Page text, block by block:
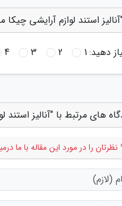
استند لوازم آرایشی چیکا مدل 360؛ طراحی لوکس و نسبتا مقاوم"
دهید:1
2
3
4
های مرتبط با "آنالیز استند لوازم آرایشی چیکا
را در مورد این مقاله با ما